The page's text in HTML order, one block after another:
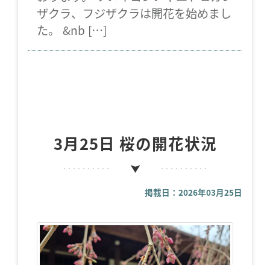
ザクラ、フジザクラは開花を始めまし
た。 &nb […]
3月25日 桜の開花状況
掲載日：2026年03月25日